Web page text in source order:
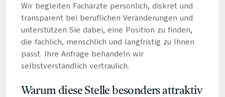
Wir begleiten Fachärzte persönlich, diskret und
transparent bei beruflichen Veränderungen und
unterstützen Sie dabei, eine Position zu finden,
die fachlich, menschlich und langfristig zu Ihnen
passt. Ihre Anfrage behandeln wir
selbstverständlich vertraulich.
Warum diese Stelle besonders attraktiv